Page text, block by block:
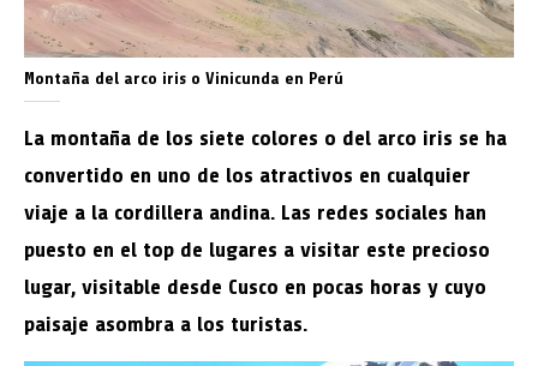
Montaña del arco iris o Vinicunda en Perú
La montaña de los siete colores o del arco iris se ha
convertido en uno de los atractivos en cualquier
viaje a la cordillera andina. Las redes sociales han
puesto en el top de lugares a visitar este precioso
lugar, visitable desde Cusco en pocas horas y cuyo
paisaje asombra a los turistas.